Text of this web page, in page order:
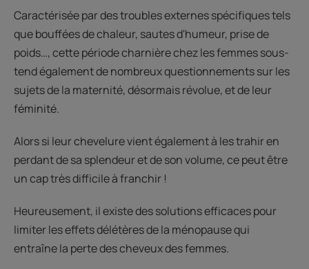
Caractérisée par des troubles externes spécifiques tels
que bouffées de chaleur, sautes d'humeur, prise de
poids…, cette période charnière chez les femmes sous-
tend également de nombreux questionnements sur les
sujets de la maternité, désormais révolue, et de leur
féminité.
Alors si leur chevelure vient également à les trahir en
perdant de sa splendeur et de son volume, ce peut être
un cap très difficile à franchir !
Heureusement, il existe des solutions efficaces pour
limiter les effets délétères de la ménopause qui
entraîne la perte des cheveux des femmes.